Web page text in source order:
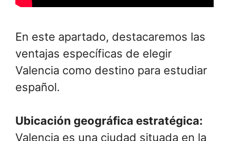
En este apartado, destacaremos las
ventajas específicas de elegir
Valencia como destino para estudiar
español.
Ubicación geográfica estratégica:
Valencia es una ciudad situada en la